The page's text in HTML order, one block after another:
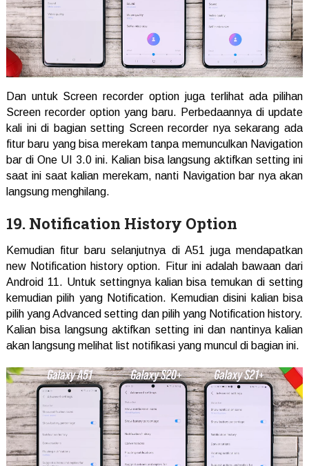
Dan untuk Screen recorder option juga terlihat ada pilihan
Screen recorder option yang baru. Perbedaannya di update
kali ini di bagian setting Screen recorder nya sekarang ada
fitur baru yang bisa merekam tanpa memunculkan Navigation
bar di One UI 3.0 ini. Kalian bisa langsung aktifkan setting ini
saat ini saat kalian merekam, nanti Navigation bar nya akan
langsung menghilang.
19. Notification History Option
Kemudian fitur baru selanjutnya di A51 juga mendapatkan
new Notification history option. Fitur ini adalah bawaan dari
Android 11. Untuk settingnya kalian bisa temukan di setting
kemudian pilih yang Notification. Kemudian disini kalian bisa
pilih yang Advanced setting dan pilih yang Notification history.
Kalian bisa langsung aktifkan setting ini dan nantinya kalian
akan langsung melihat list notifikasi yang muncul di bagian ini.